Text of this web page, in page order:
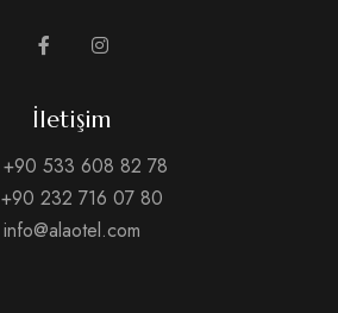
İletişim
+90 533 608 82 78
+90 232 716 07 80
info@alaotel.com